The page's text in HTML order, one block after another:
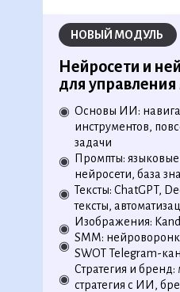
Основы ИИ:
инструментов,
задачи
Промпты:
нейросети, база
Тексты: ChatGPT,
тексты,
Изображения:
SMM:
SWOT Telegram-
Стратегия и бренд:
стратегия с ИИ,
Нейросети и
для
НОВЫЙ МОДУЛЬ
◉
◉
◉
◉
◉
◉